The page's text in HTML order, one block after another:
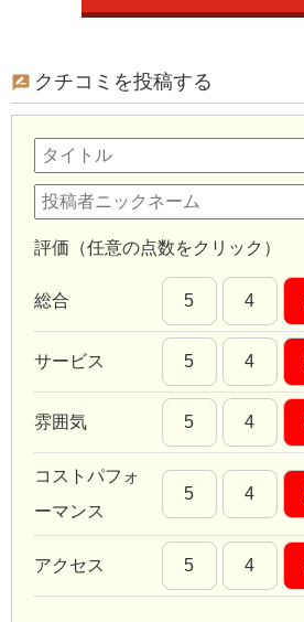
クチコミを投稿する
評価（任意の点数をクリック）
総合 5 4
サービス 5 4
雰囲気 5 4
コストパフォ
ーマンス
5 4
アクセス 5 4